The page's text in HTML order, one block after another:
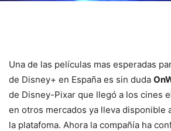
Una de las películas mas esperadas
de Disney+ en España es sin duda
de Disney-Pixar que llegó a los cines
en otros mercados ya lleva disponible
la platafoma. Ahora la compañía ha